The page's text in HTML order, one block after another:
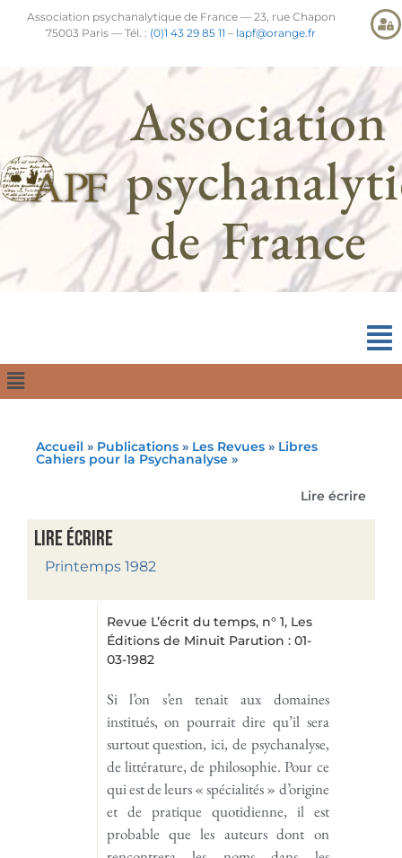
Association psychanalytique de France — 23, rue Chapon
75003 Paris — Tél. : (0)1 43 29 85 11 – lapf@orange.fr
Association
de France
Accueil » Publications » Les Revues » Libres
Cahiers pour la Psychanalyse »
Lire écrire
Lire écrire
Printemps 1982
Revue L’écrit du temps, n° 1, Les
Éditions de Minuit Parution : 01-
03-1982
Si l’on s’en tenait aux domaines
institués, on pourrait dire qu’il sera
surtout question, ici, de psychanalyse,
de littérature, de philosophie. Pour ce
qui est de leurs « spécialités » d’origine
et de pratique quotidienne, il est
probable que les auteurs dont on